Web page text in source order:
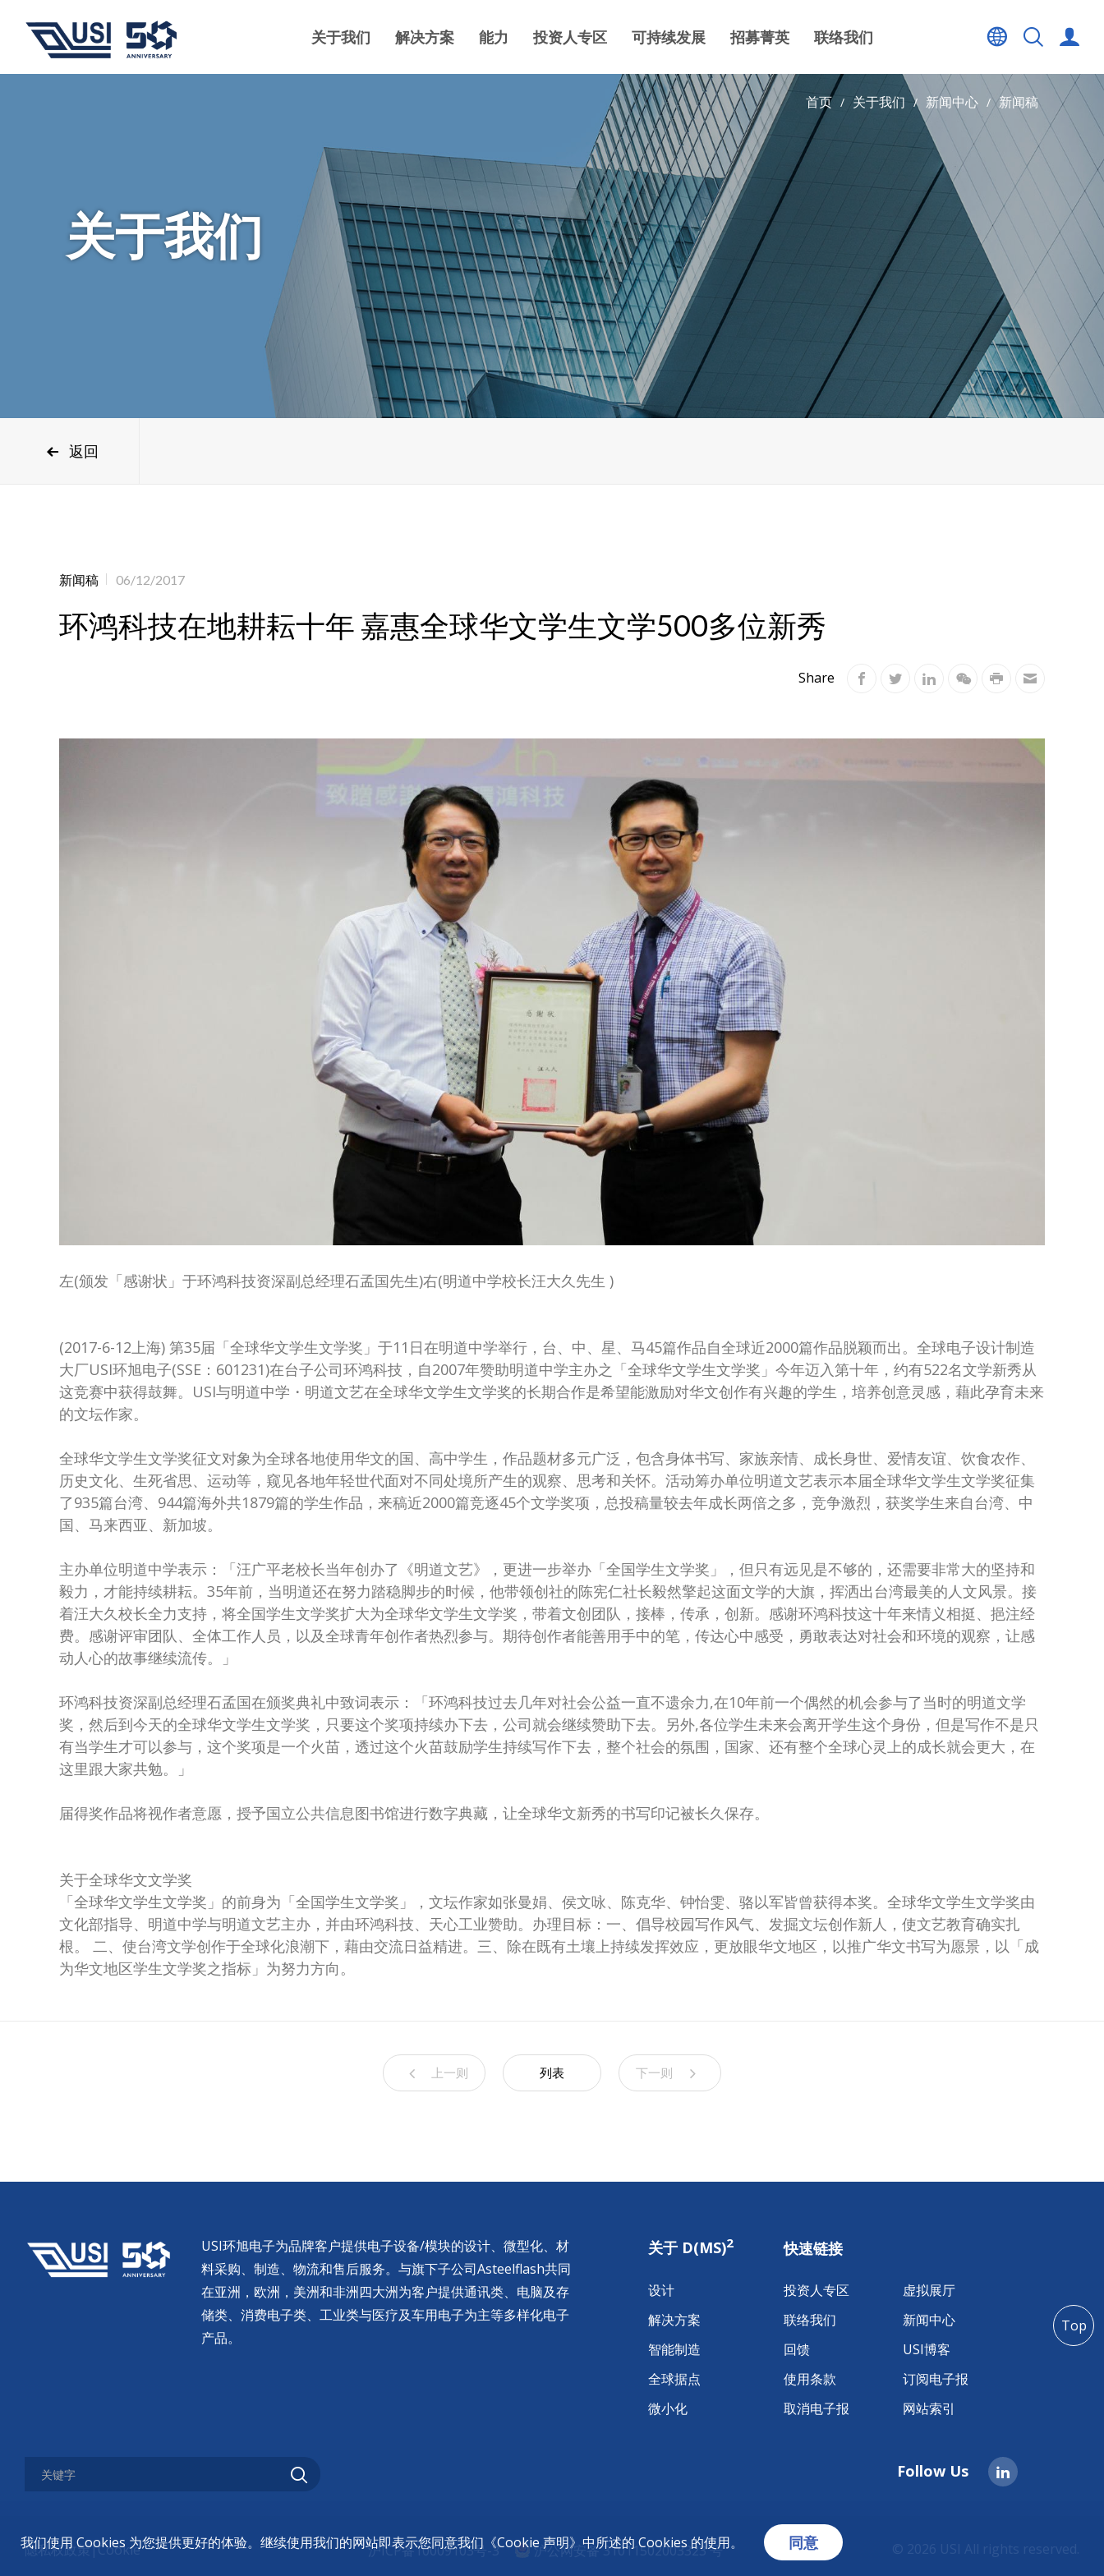
关于我们 解决方案 能力 投资人专区 可持续发展 招募菁英 联络我们
首页 关于我们 新闻中心 新闻稿
关于我们
返回
新闻稿 06/12/2017
环鸿科技在地耕耘十年 嘉惠全球华文学生文学500多位新秀
Share
左(颁发「感谢状」于环鸿科技资深副总经理石孟国先生)右(明道中学校长汪大久先生 )
(2017-6-12上海) 第35届「全球华文学生文学奖」于11日在明道中学举行，台、中、星、马45篇作品自全球近2000篇作品脱颖而出。全球电子设计制造
大厂USI环旭电子(SSE：601231)在台子公司环鸿科技，自2007年赞助明道中学主办之「全球华文学生文学奖」今年迈入第十年，约有522名文学新秀从
这竞赛中获得鼓舞。USI与明道中学・明道文艺在全球华文学生文学奖的长期合作是希望能激励对华文创作有兴趣的学生，培养创意灵感，藉此孕育未来
的文坛作家。
全球华文学生文学奖征文对象为全球各地使用华文的国、高中学生，作品题材多元广泛，包含身体书写、家族亲情、成长身世、爱情友谊、饮食农作、
历史文化、生死省思、运动等，窥见各地年轻世代面对不同处境所产生的观察、思考和关怀。活动筹办单位明道文艺表示本届全球华文学生文学奖征集
了935篇台湾、944篇海外共1879篇的学生作品，来稿近2000篇竞逐45个文学奖项，总投稿量较去年成长两倍之多，竞争激烈，获奖学生来自台湾、中
国、马来西亚、新加坡。
主办单位明道中学表示：「汪广平老校长当年创办了《明道文艺》，更进一步举办「全国学生文学奖」，但只有远见是不够的，还需要非常大的坚持和
毅力，才能持续耕耘。35年前，当明道还在努力踏稳脚步的时候，他带领创社的陈宪仁社长毅然擎起这面文学的大旗，挥洒出台湾最美的人文风景。接
着汪大久校长全力支持，将全国学生文学奖扩大为全球华文学生文学奖，带着文创团队，接棒，传承，创新。感谢环鸿科技这十年来情义相挺、挹注经
费。感谢评审团队、全体工作人员，以及全球青年创作者热烈参与。期待创作者能善用手中的笔，传达心中感受，勇敢表达对社会和环境的观察，让感
动人心的故事继续流传。」
环鸿科技资深副总经理石孟国在颁奖典礼中致词表示：「环鸿科技过去几年对社会公益一直不遗余力,在10年前一个偶然的机会参与了当时的明道文学
奖，然后到今天的全球华文学生文学奖，只要这个奖项持续办下去，公司就会继续赞助下去。另外,各位学生未来会离开学生这个身份，但是写作不是只
有当学生才可以参与，这个奖项是一个火苗，透过这个火苗鼓励学生持续写作下去，整个社会的氛围，国家、还有整个全球心灵上的成长就会更大，在
这里跟大家共勉。」
届得奖作品将视作者意愿，授予国立公共信息图书馆进行数字典藏，让全球华文新秀的书写印记被长久保存。
关于全球华文文学奖
「全球华文学生文学奖」的前身为「全国学生文学奖」，文坛作家如张曼娟、侯文咏、陈克华、钟怡雯、骆以军皆曾获得本奖。全球华文学生文学奖由
文化部指导、明道中学与明道文艺主办，并由环鸿科技、天心工业赞助。办理目标：一、倡导校园写作风气、发掘文坛创作新人，使文艺教育确实扎
根。 二、使台湾文学创作于全球化浪潮下，藉由交流日益精进。三、除在既有土壤上持续发挥效应，更放眼华文地区，以推广华文书写为愿景，以「成
为华文地区学生文学奖之指标」为努力方向。
上一则 列表 下一则
USI环旭电子为品牌客户提供电子设备/模块的设计、微型化、材
料采购、制造、物流和售后服务。与旗下子公司Asteelflash共同
在亚洲，欧洲，美洲和非洲四大洲为客户提供通讯类、电脑及存
储类、消费电子类、工业类与医疗及车用电子为主等多样化电子
产品。
关于 D(MS)2
设计
解决方案
智能制造
全球据点
微小化
快速链接
投资人专区
虚拟展厅
联络我们
新闻中心
回馈
USI博客
使用条款
订阅电子报
取消电子报
网站索引
Follow Us
隐私权政策|Cookie 沪ICP备10009103号-3 沪公网安备 31011502003323 号 © 2026 USI All rights reserved.
Top
我们使用 Cookies 为您提供更好的体验。继续使用我们的网站即表示您同意我们《Cookie 声明》中所述的 Cookies 的使用。 同意